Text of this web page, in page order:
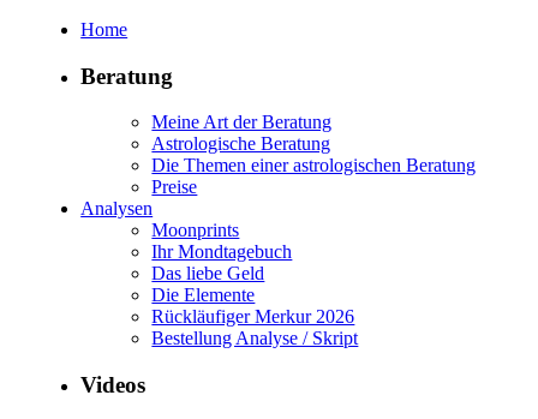
Home
Beratung
Meine Art der Beratung
Astrologische Beratung
Die Themen einer astrologischen Beratung
Preise
Analysen
Moonprints
Ihr Mondtagebuch
Das liebe Geld
Die Elemente
Rückläufiger Merkur 2026
Bestellung Analyse / Skript
Videos